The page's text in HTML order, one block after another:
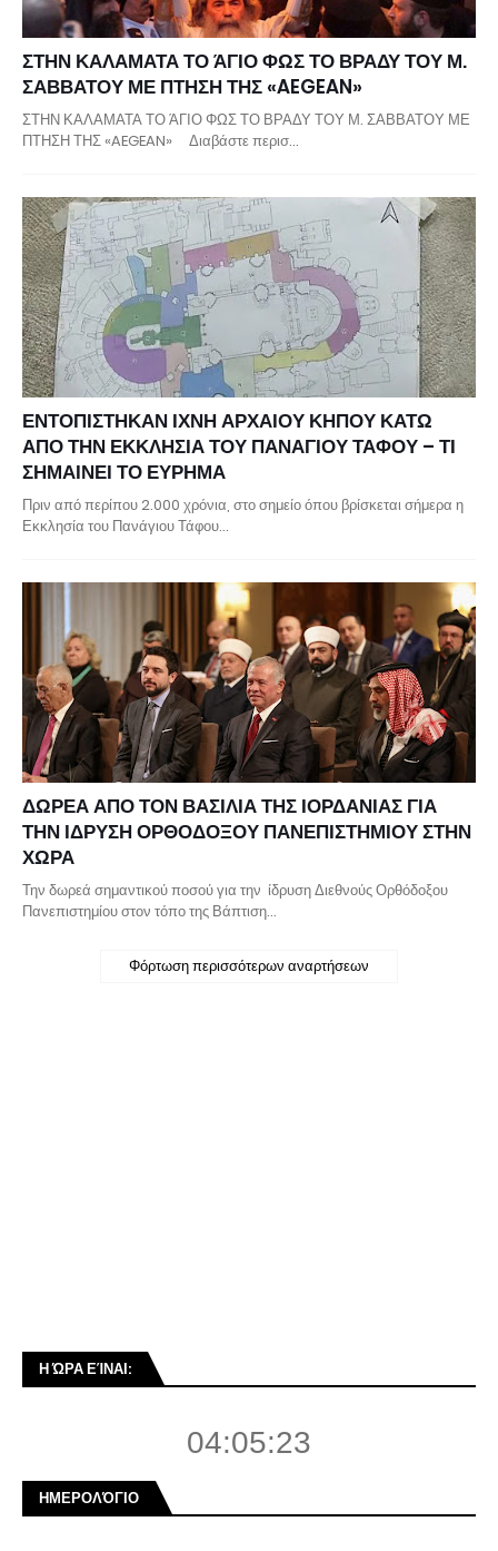
ΣΤΗΝ ΚΑΛΑΜΑΤΑ ΤΟ ΆΓΙΟ ΦΩΣ ΤΟ ΒΡΑΔΥ ΤΟΥ Μ.
ΣΑΒΒΑΤΟΥ ΜΕ ΠΤΗΣΗ ΤΗΣ «AEGEAN»
ΣΤΗΝ ΚΑΛΑΜΑΤΑ ΤΟ ΆΓΙΟ ΦΩΣ ΤΟ ΒΡΑΔΥ ΤΟΥ Μ. ΣΑΒΒΑΤΟΥ ΜΕ
ΠΤΗΣΗ ΤΗΣ «AEGEAN» Διαβάστε περισ…
ΕΝΤΟΠΙΣΤΗΚΑΝ ΙΧΝΗ ΑΡΧΑΙΟΥ ΚΗΠΟΥ ΚΑΤΩ
ΑΠΟ ΤΗΝ ΕΚΚΛΗΣΙΑ ΤΟΥ ΠΑΝΑΓΙΟΥ ΤΑΦΟΥ – ΤΙ
ΣΗΜΑΙΝΕΙ ΤΟ ΕΥΡΗΜΑ
Πριν από περίπου 2.000 χρόνια, στο σημείο όπου βρίσκεται σήμερα η
Εκκλησία του Πανάγιου Τάφου…
ΔΩΡΕΑ ΑΠΟ ΤΟΝ ΒΑΣΙΛΙΑ ΤΗΣ ΙΟΡΔΑΝΙΑΣ ΓΙΑ
ΤΗΝ ΙΔΡΥΣΗ ΟΡΘΟΔΟΞΟΥ ΠΑΝΕΠΙΣΤΗΜΙΟΥ ΣΤΗΝ
ΧΩΡΑ
Την δωρεά σημαντικού ποσού για την ίδρυση Διεθνούς Ορθόδοξου
Πανεπιστημίου στον τόπο της Βάπτιση…
Φόρτωση περισσότερων αναρτήσεων
Η ΏΡΑ ΕΊΝΑΙ:
04:05:24
ΗΜΕΡΟΛΌΓΙΟ